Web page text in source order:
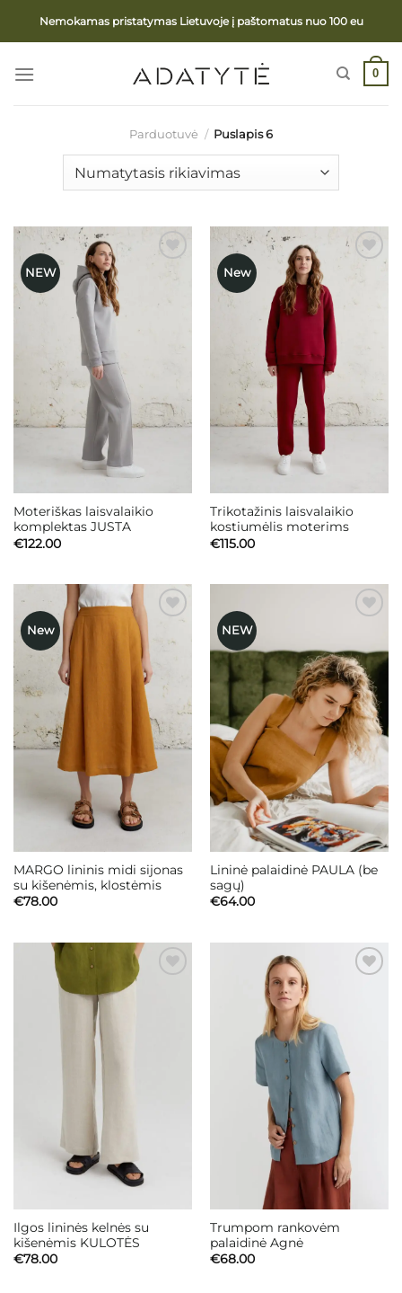
Nemokamas pristatymas Lietuvoje į paštomatus nuo 100 eu
0
Parduotuvė / Puslapis 6
NEW
Mėgstamiausias
Moteriškas laisvalaikio
komplektas JUSTA
€122.00
New
Mėgstamiausias
Trikotažinis laisvalaikio
kostiumėlis moterims
€115.00
New
Mėgstamiausias
MARGO lininis midi sijonas
su kišenėmis, klostėmis
€78.00
NEW
Mėgstamiausias
Lininė palaidinė PAULA (be
sagų)
€64.00
Mėgstamiausias
Ilgos lininės kelnės su
kišenėmis KULOTĖS
€78.00
Mėgstamiausias
Trumpom rankovėm
palaidinė Agnė
€68.00